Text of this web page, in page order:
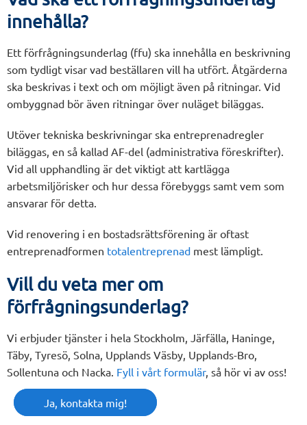
innehålla?
Ett förfrågningsunderlag (ffu) ska innehålla en beskrivning
som tydligt visar vad beställaren vill ha utfört. Åtgärderna
ska beskrivas i text och om möjligt även på ritningar. Vid
ombyggnad bör även ritningar över nuläget biläggas.
Utöver tekniska beskrivningar ska entreprenadregler
biläggas, en så kallad AF-del (administrativa föreskrifter).
Vid all upphandling är det viktigt att kartlägga
arbetsmiljörisker och hur dessa förebyggs samt vem som
ansvarar för detta.
Vid renovering i en bostadsrättsförening är oftast
entreprenadformen totalentreprenad mest lämpligt.
Vill du veta mer om
förfrågningsunderlag?
Vi erbjuder tjänster i hela Stockholm, Järfälla, Haninge,
Täby, Tyresö, Solna, Upplands Väsby, Upplands-Bro,
Sollentuna och Nacka. Fyll i vårt formulär, så hör vi av oss!
Ja, kontakta mig!